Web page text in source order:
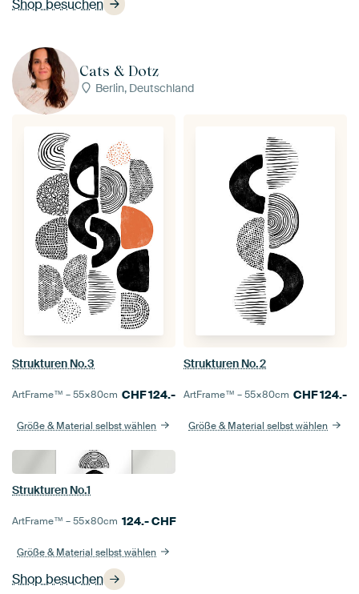
Shop besuchen
Cats & Dotz
Berlin, Deutschland
Shop besuchen
Strukturen No.3
ArtFrame™ –55×80cm CHF124.-
Größe & Material selbst wählen
Strukturen No.2
ArtFrame™ –55×80cm CHF124.-
Größe & Material selbst wählen
Strukturen No.1
ArtFrame™ –55×80cm 124.-CHF
Größe & Material selbst wählen